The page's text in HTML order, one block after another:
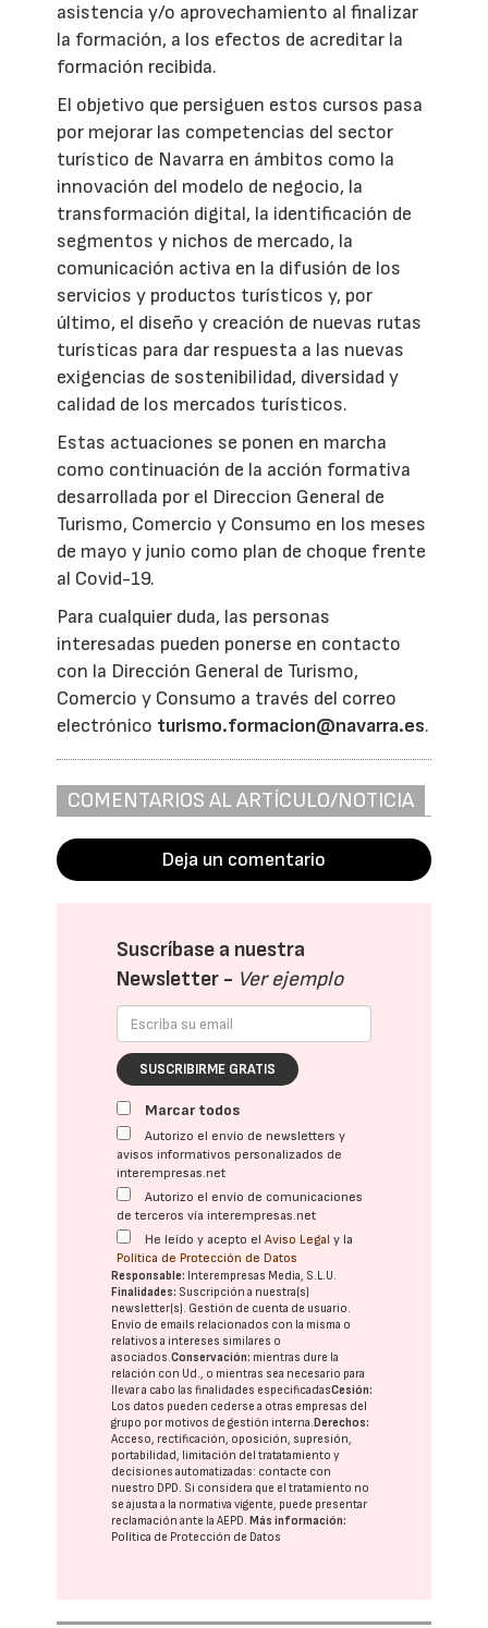
asistencia y/o aprovechamiento al finalizar
la formación, a los efectos de acreditar la
formación recibida.
El objetivo que persiguen estos cursos pasa
por mejorar las competencias del sector
turístico de Navarra en ámbitos como la
innovación del modelo de negocio, la
transformación digital, la identificación de
segmentos y nichos de mercado, la
comunicación activa en la difusión de los
servicios y productos turísticos y, por
último, el diseño y creación de nuevas rutas
turísticas para dar respuesta a las nuevas
exigencias de sostenibilidad, diversidad y
calidad de los mercados turísticos.
Estas actuaciones se ponen en marcha
como continuación de la acción formativa
desarrollada por el Direccion General de
Turismo, Comercio y Consumo en los meses
de mayo y junio como plan de choque frente
al Covid-19.
Para cualquier duda, las personas
interesadas pueden ponerse en contacto
con la Dirección General de Turismo,
Comercio y Consumo a través del correo
electrónico turismo.formacion@navarra.es.
COMENTARIOS AL ARTÍCULO/NOTICIA
Deja un comentario
Suscríbase a nuestra
Newsletter - Ver ejemplo
SUSCRIBIRME GRATIS
Marcar todos
Autorizo el envío de newsletters y
avisos informativos personalizados de
interempresas.net
Autorizo el envío de comunicaciones
de terceros vía interempresas.net
He leído y acepto elAviso Legal y la
Política de Protección de Datos
Responsable: Interempresas Media, S.L.U.
Finalidades: Suscripción a nuestra(s)
newsletter(s). Gestión de cuenta de usuario.
Envío de emails relacionados con la misma o
relativos a intereses similares o
asociados.Conservación: mientras dure la
relación con Ud., o mientras sea necesario para
llevar a cabo las finalidades especificadasCesión:
Los datos pueden cederse a otras empresas del
grupo por motivos de gestión interna. Derechos:
Acceso, rectificación, oposición, supresión,
portabilidad, limitación del tratatamiento y
decisiones automatizadas: contacte con
nuestro DPD. Si considera que el tratamiento no
se ajusta a la normativa vigente, puede presentar
reclamación ante laAEPD. Más información:
Política de Protección de Datos